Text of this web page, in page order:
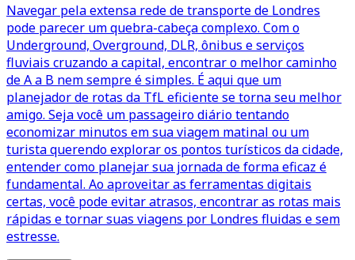
Navegar pela extensa rede de transporte de Londres
pode parecer um quebra-cabeça complexo. Com o
Underground, Overground, DLR, ônibus e serviços
fluviais cruzando a capital, encontrar o melhor caminho
de A a B nem sempre é simples. É aqui que um
planejador de rotas da TfL eficiente se torna seu melhor
amigo. Seja você um passageiro diário tentando
economizar minutos em sua viagem matinal ou um
turista querendo explorar os pontos turísticos da cidade,
entender como planejar sua jornada de forma eficaz é
fundamental. Ao aproveitar as ferramentas digitais
certas, você pode evitar atrasos, encontrar as rotas mais
rápidas e tornar suas viagens por Londres fluidas e sem
estresse.